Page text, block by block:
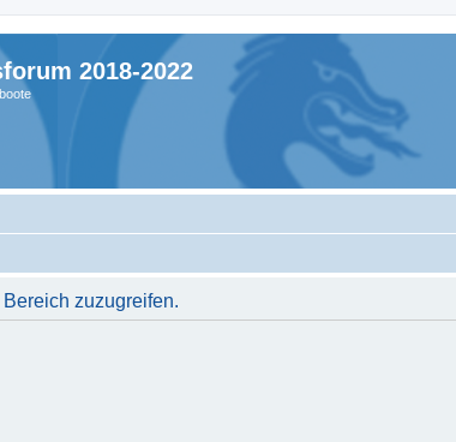
2018-2022
zuzugreifen.